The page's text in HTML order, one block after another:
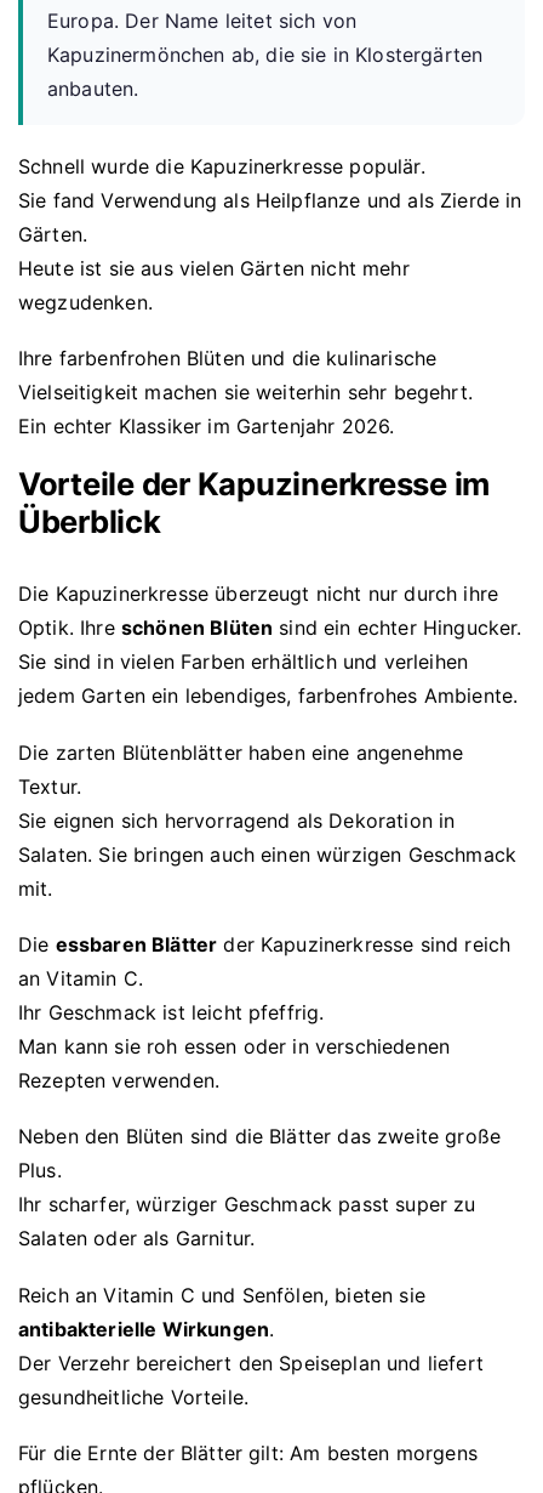
Europa. Der Name leitet sich von
Kapuzinermönchen ab, die sie in Klostergärten
anbauten.
Schnell wurde die Kapuzinerkresse populär.
Sie fand Verwendung als Heilpflanze und als Zierde in
Gärten.
Heute ist sie aus vielen Gärten nicht mehr
wegzudenken.
Ihre farbenfrohen Blüten und die kulinarische
Vielseitigkeit machen sie weiterhin sehr begehrt.
Ein echter Klassiker im Gartenjahr 2026.
Vorteile der Kapuzinerkresse im
Überblick
Die Kapuzinerkresse überzeugt nicht nur durch ihre
Optik. Ihre schönen Blüten sind ein echter Hingucker.
Sie sind in vielen Farben erhältlich und verleihen
jedem Garten ein lebendiges, farbenfrohes Ambiente.
Die zarten Blütenblätter haben eine angenehme
Textur.
Sie eignen sich hervorragend als Dekoration in
Salaten. Sie bringen auch einen würzigen Geschmack
mit.
Die essbaren Blätter der Kapuzinerkresse sind reich
an Vitamin C.
Ihr Geschmack ist leicht pfeffrig.
Man kann sie roh essen oder in verschiedenen
Rezepten verwenden.
Neben den Blüten sind die Blätter das zweite große
Plus.
Ihr scharfer, würziger Geschmack passt super zu
Salaten oder als Garnitur.
Reich an Vitamin C und Senfölen, bieten sie
antibakterielle Wirkungen.
Der Verzehr bereichert den Speiseplan und liefert
gesundheitliche Vorteile.
Für die Ernte der Blätter gilt: Am besten morgens
pflücken.